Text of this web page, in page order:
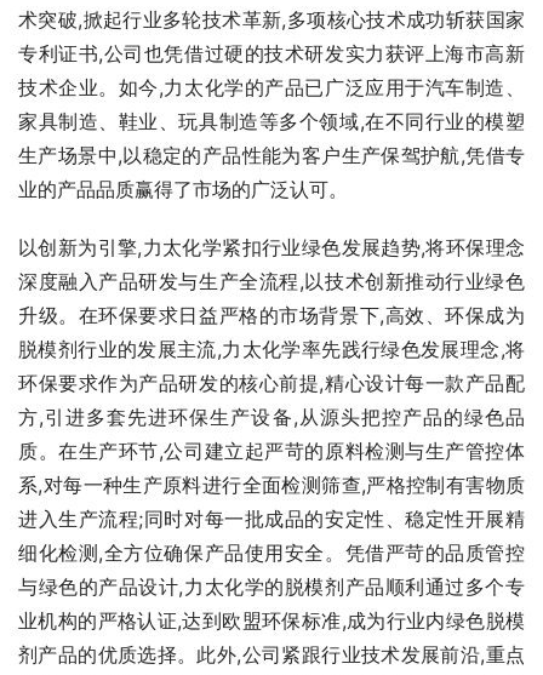
术突破,掀起行业多轮技术革新,多项核心技术成功斩获国家
专利证书,公司也凭借过硬的技术研发实力获评上海市高新
技术企业。如今,力太化学的产品已广泛应用于汽车制造、
家具制造、鞋业、玩具制造等多个领域,在不同行业的模塑
生产场景中,以稳定的产品性能为客户生产保驾护航,凭借专
业的产品品质赢得了市场的广泛认可。
以创新为引擎,力太化学紧扣行业绿色发展趋势,将环保理念
深度融入产品研发与生产全流程,以技术创新推动行业绿色
升级。在环保要求日益严格的市场背景下,高效、环保成为
脱模剂行业的发展主流,力太化学率先践行绿色发展理念,将
环保要求作为产品研发的核心前提,精心设计每一款产品配
方,引进多套先进环保生产设备,从源头把控产品的绿色品
质。在生产环节,公司建立起严苛的原料检测与生产管控体
系,对每一种生产原料进行全面检测筛查,严格控制有害物质
进入生产流程;同时对每一批成品的安定性、稳定性开展精
细化检测,全方位确保产品使用安全。凭借严苛的品质管控
与绿色的产品设计,力太化学的脱模剂产品顺利通过多个专
业机构的严格认证,达到欧盟环保标准,成为行业内绿色脱模
剂产品的优质选择。此外,公司紧跟行业技术发展前沿,重点